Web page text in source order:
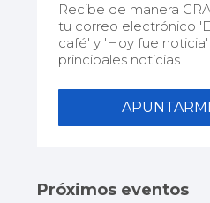
Recibe de manera
tu correo electrónico
café' y 'Hoy fue
principales noticias.
Próximos eventos